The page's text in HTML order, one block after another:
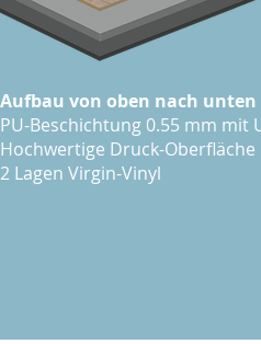
Aufbau von oben nach unten
PU-Beschichtung 0.55 mm mit
Hochwertige Druck-Oberfläche
2 Lagen Virgin-Vinyl